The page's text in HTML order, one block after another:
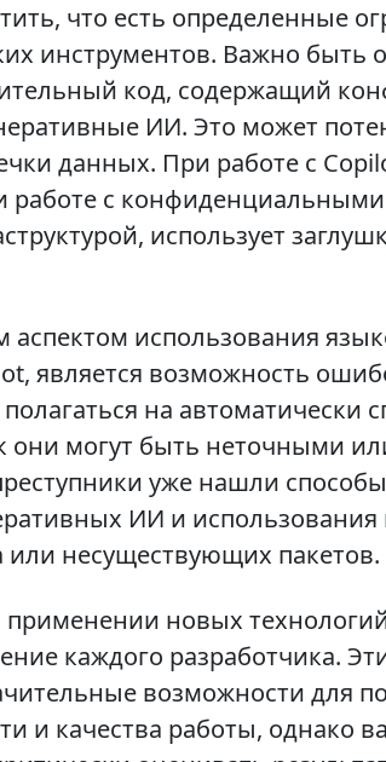
что есть определенные
инструментов. Важно быть
код, содержащий
ИИ. Это может
данных. При работе с
работе с
использует
использования
является возможность
на автоматически
они могут быть неточными
уже нашли
ИИ и
или несуществующих пакетов.
применении новых
каждого разработчика.
возможности для
и качества работы, однако